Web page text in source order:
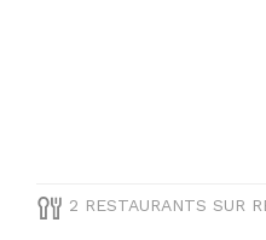
2 RESTAURANTS SUR